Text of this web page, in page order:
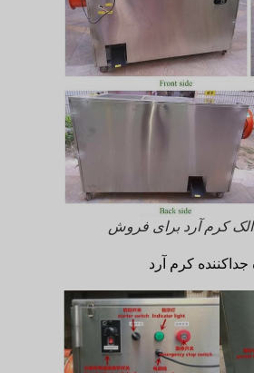
کرم آرد برای فروش
کرم آرد